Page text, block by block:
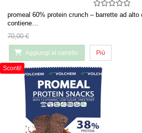
promeal 60% protein crunch – barrette ad alto
contiene…
70,00 €
Aggiungi al carrello Più
Sconti!